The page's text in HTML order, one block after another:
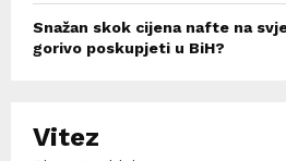
Snažan skok cijena nafte na
gorivo poskupjeti u BiH?
Vitez